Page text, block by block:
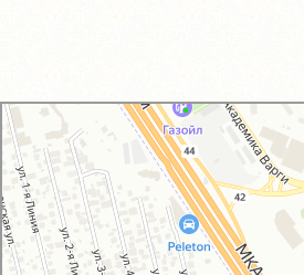
GM-City&VAG-Repair
Автосервис, автотехцентр в Москве
Магазин автозапчастей и автотоваров в Москве